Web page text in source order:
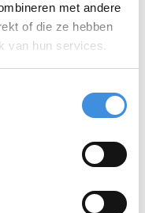
met andere
of die ze hebben
van hun services.